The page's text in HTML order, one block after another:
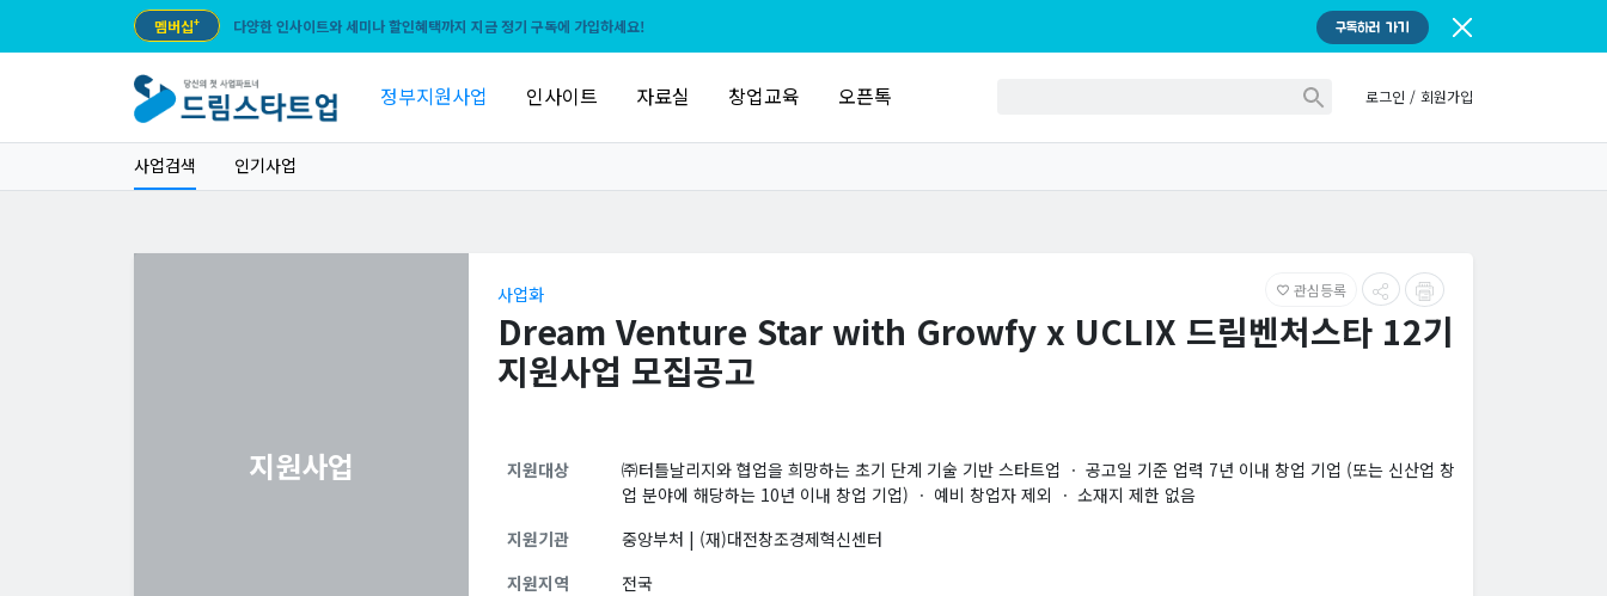
멤버십+ 다양한 인사이트와 세미나 할인혜택까지 지금 정기 구독에 가입하세요! 구독하러 가기
정부지원사업 인사이트 자료실 창업교육 오픈톡 로그인 / 회원가입
사업검색 인기사업
favorite_border 관심등록
지원사업
사업화
Dream Venture Star with Growfy x UCLIX 드림벤처스타 12기
지원사업 모집공고
지원대상
㈜터틀날리지와 협업을 희망하는 초기 단계 기술 기반 스타트업 ㆍ 공고일 기준 업력 7년 이내 창업 기업 (또는 신산업 창
업 분야에 해당하는 10년 이내 창업 기업) ㆍ 예비 창업자 제외 ㆍ 소재지 제한 없음
지원기관
중앙부처 | (재)대전창조경제혁신센터
지원지역
전국